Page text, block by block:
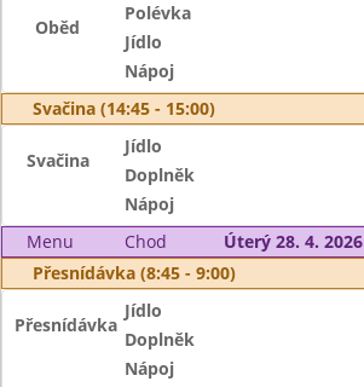
Oběd
Polévka
Jídlo
Nápoj
Svačina (14:45 - 15:00)
Svačina
Jídlo
Doplněk
Nápoj
Menu
Chod
Úterý 28. 4. 2026
Přesnídávka (8:45 - 9:00)
Přesnídávka
Jídlo
Doplněk
Nápoj